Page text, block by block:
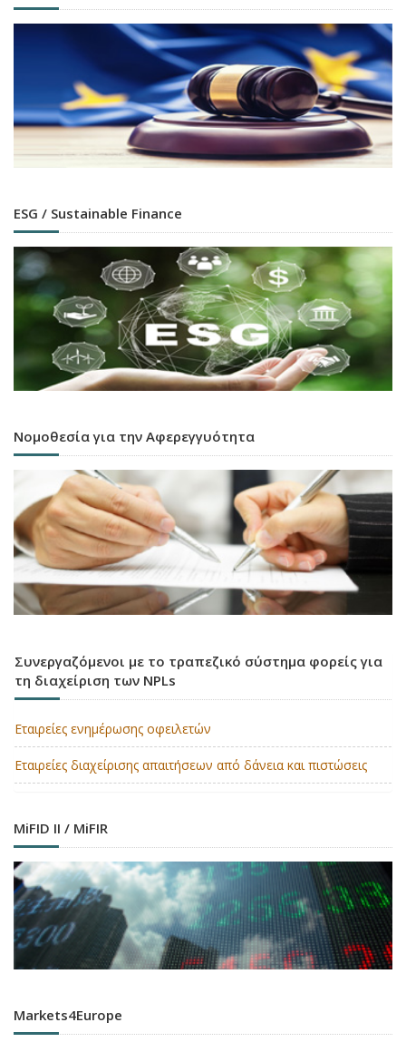
ESG / Sustainable Finance
Νομοθεσία για την Αφερεγγυότητα
Συνεργαζόμενοι με το τραπεζικό σύστημα φορείς για
τη διαχείριση των NPLs
Εταιρείες ενημέρωσης οφειλετών
Εταιρείες διαχείρισης απαιτήσεων από δάνεια και πιστώσεις
MiFID II / MiFIR
Markets4Europe